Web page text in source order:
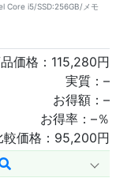
i5/SSD:256GB/メモ
価格： 115,280円
実質： –
お得額： –
お得率： –％
較価格： 95,200円